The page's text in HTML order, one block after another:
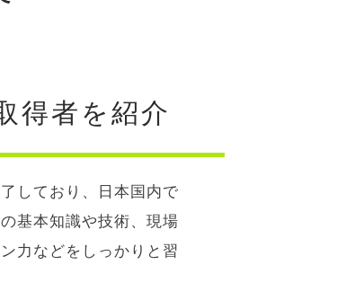
得者を紹介
しており、日本国内で
基本知識や技術、現場
力などをしっかりと習